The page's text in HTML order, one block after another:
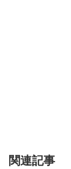
関連記事